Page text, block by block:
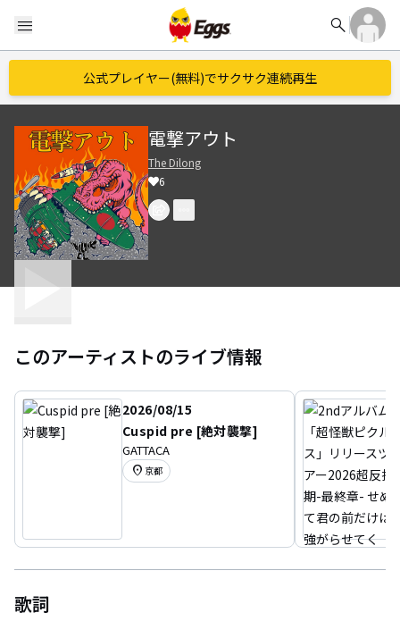
menu search
公式プレイヤー(無料)でサクサク連続再生
電撃アウト
The Dilong
6
このアーティストのライブ情報
2026/08/15
Cuspid pre [絶対襲撃]
GATTACA
location_on 京都
歌詞